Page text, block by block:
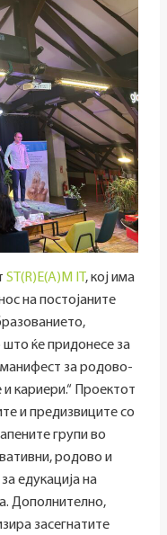
ST(R)E(A)M IT, кој има
на постојаните
ќе придонесе за
за родово-
кариери.“ Проектот
и предизвиците со
групи во
родово и
едукација на
Дополнително,
засегнатите